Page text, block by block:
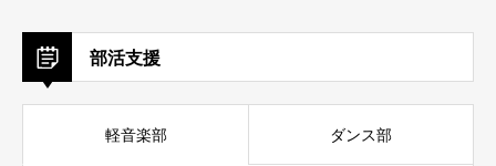
部活支援
軽音楽部 ダンス部